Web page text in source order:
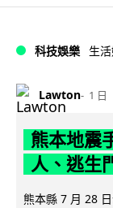
科技娛樂 生
Lawton 1 日
熊本地震
人、逃生
熊本縣 7 月 28